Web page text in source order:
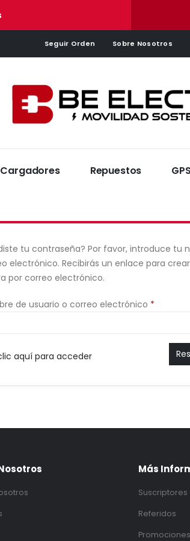
Seguir Orden Sobre Nosotros
Cargadores Repuestos GPS
tu contraseña? Por favor, introduce tu
electrónico. Recibirás un enlace para
por correo electrónico.
de usuario o correo electrónico *
aquí para acceder
Más
Suscriptores
Referidos
Promociones